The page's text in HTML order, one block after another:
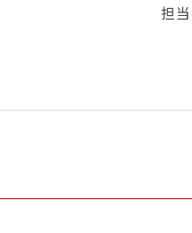
担